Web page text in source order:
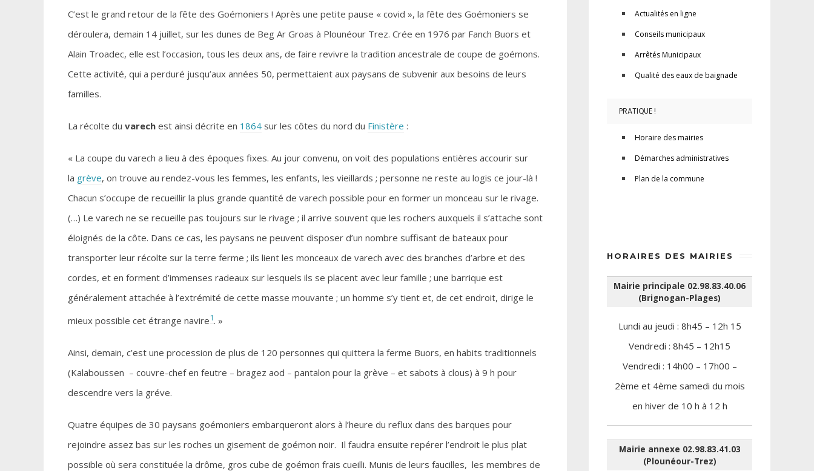
C’est le grand retour de la fête des Goémoniers ! Après une petite pause « covid », la fête des Goémoniers se
déroulera, demain 14 juillet, sur les dunes de Beg Ar Groas à Plounéour Trez. Crée en 1976 par Fanch Buors et
Alain Troadec, elle est l’occasion, tous les deux ans, de faire revivre la tradition ancestrale de coupe de goémons.
Cette activité, qui a perduré jusqu’aux années 50, permettaient aux paysans de subvenir aux besoins de leurs
familles.
La récolte du varech est ainsi décrite en 1864 sur les côtes du nord du Finistère :
« La coupe du varech a lieu à des époques fixes. Au jour convenu, on voit des populations entières accourir sur
la grève, on trouve au rendez-vous les femmes, les enfants, les vieillards ; personne ne reste au logis ce jour-là !
Chacun s’occupe de recueillir la plus grande quantité de varech possible pour en former un monceau sur le rivage.
(…) Le varech ne se recueille pas toujours sur le rivage ; il arrive souvent que les rochers auxquels il s’attache sont
éloignés de la côte. Dans ce cas, les paysans ne peuvent disposer d’un nombre suffisant de bateaux pour
transporter leur récolte sur la terre ferme ; ils lient les monceaux de varech avec des branches d’arbre et des
cordes, et en forment d’immenses radeaux sur lesquels ils se placent avec leur famille ; une barrique est
généralement attachée à l’extrémité de cette masse mouvante ; un homme s’y tient et, de cet endroit, dirige le
mieux possible cet étrange navire1. »
Ainsi, demain, c’est une procession de plus de 120 personnes qui quittera la ferme Buors, en habits traditionnels
(Kalaboussen – couvre-chef en feutre – bragez aod – pantalon pour la grève – et sabots à clous) à 9 h pour
descendre vers la gréve.
Quatre équipes de 30 paysans goémoniers embarqueront alors à l’heure du reflux dans des barques pour
rejoindre assez bas sur les roches un gisement de goémon noir. Il faudra ensuite repérer l’endroit le plus plat
possible où sera constituée la drôme, gros cube de goémon frais cueilli. Munis de leurs faucilles, les membres de
Actualités en ligne
Conseils municipaux
Arrêtés Municipaux
Qualité des eaux de baignade
PRATIQUE !
Horaire des mairies
Démarches administratives
Plan de la commune
HORAIRES DES MAIRIES
Mairie principale 02.98.83.40.06
(Brignogan-Plages)
Lundi au jeudi : 8h45 – 12h 15
Vendredi : 8h45 – 12h15
Vendredi : 14h00 – 17h00 –
2ème et 4ème samedi du mois
en hiver de 10 h à 12 h
Mairie annexe 02.98.83.41.03
(Plounéour-Trez)